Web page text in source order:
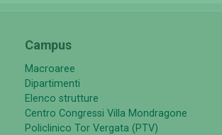
Campus
Macroaree
Dipartimenti
Elenco strutture
Centro Congressi Villa Mondragone
Policlinico Tor Vergata (PTV)